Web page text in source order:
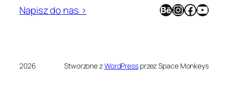
Napisz do nas > Behance InstagramFacebook YouTube
2026 Stworzone zWordPressprzez Space Monkeys